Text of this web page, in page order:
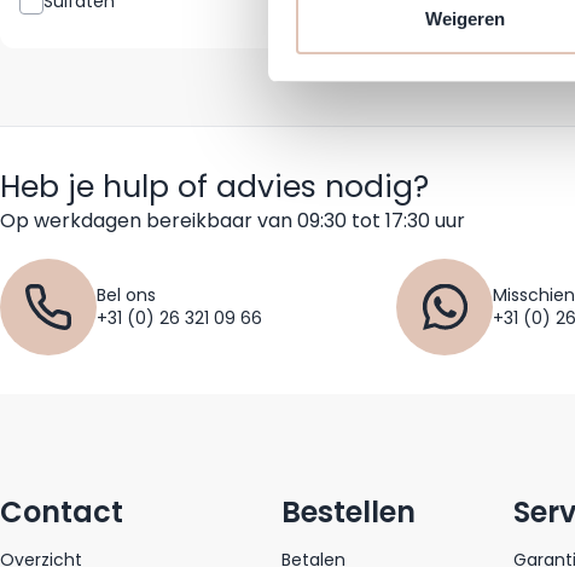
Weigeren
Heb je hulp of advies nodig?
Op werkdagen bereikbaar van 09:30 tot 17:30 uur
Bel ons
+31 (0) 26 321 09 66
+31 (0)
Contact
Overzicht
Bestellen
Betalen